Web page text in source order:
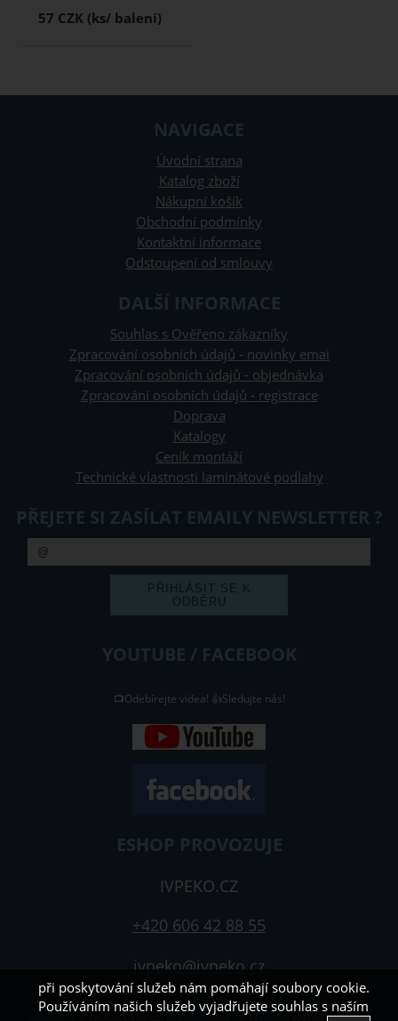
57 CZK
NAVIGACE
Úvodní strana
Katalog zboží
Nákupní košík
Obchodní podmínky
Kontaktní informace
Odstoupení od smlouvy
DALŠÍ INFORMACE
Souhlas s Ověřeno zákazníky
Zpracování osobních údajů - novinky emai
Zpracování osobních údajů - objednávka
Zpracování osobních údajů - registrace
Doprava
Katalogy
Ceník montáží
Technické vlastnosti laminátové podlahy
PŘEJETE SI ZASÍLAT EMAILY NEWSLETTER ?
YOUTUBE / FACEBOOK
📺Odebírejte videa! 👍Sledujte nás!
ESHOP PROVOZUJE
IVPEKO.CZ
+420 606 42 88 55
ivpeko@ivpeko.cz
provozováno na systému tvorba e-
při poskytování služeb nám pomáhají soubory cookie.
Používáním našich služeb vyjadřujete souhlas s naším